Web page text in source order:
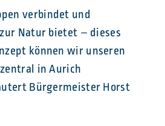
verbindet und
Natur bietet – dieses
können wir unseren
in Aurich
Bürgermeister Horst